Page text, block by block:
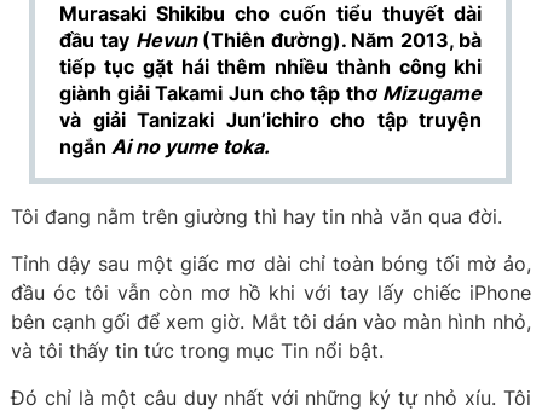
Murasaki Shikibu cho cuốn tiểu thuyết dài
đầu tay Hevun (Thiên đường). Năm 2013, bà
tiếp tục gặt hái thêm nhiều thành công khi
giành giải Takami Jun cho tập thơ Mizugame
và giải Tanizaki Jun’ichiro cho tập truyện
ngắn Ai no yume toka.
Tôi đang nằm trên giường thì hay tin nhà văn qua đời.
Tỉnh dậy sau một giấc mơ dài chỉ toàn bóng tối mờ ảo,
đầu óc tôi vẫn còn mơ hồ khi với tay lấy chiếc iPhone
bên cạnh gối để xem giờ. Mắt tôi dán vào màn hình nhỏ,
và tôi thấy tin tức trong mục Tin nổi bật.
Đó chỉ là một câu duy nhất với những ký tự nhỏ xíu. Tôi